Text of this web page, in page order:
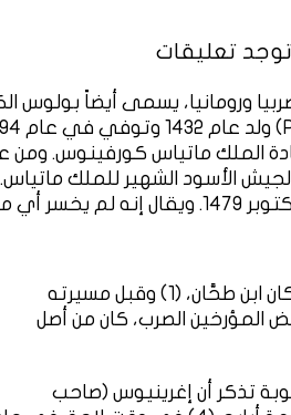
توجد تعليقات
ورومانيا، يسمى أيضاً بولوس
الأسود الشهير للملك
معركة.
كينيزي ليس من أصول معروفة، وفقًا لبعض المصادر، كان ابن طحَّان، (1) وقبل مسيرته
بالمياومة. (2) وفقًا لبعض المؤرخين الصرب، كان من أصل
لاتينية مكتوبة تذكر أن إغرينيوس (صاحب